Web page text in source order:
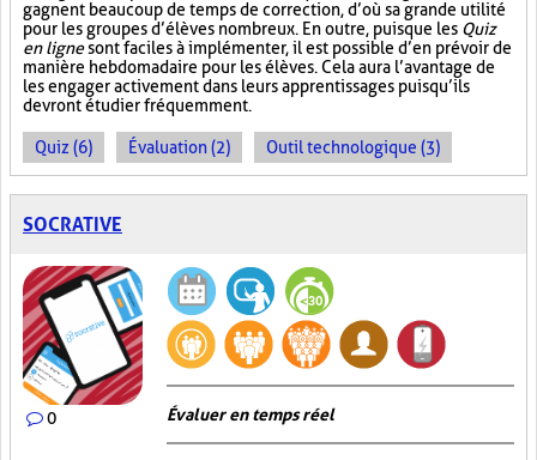
gagnent beaucoup de temps de correction, d’où sa grande utilité
pour les groupes d’élèves nombreux. En outre, puisque les Quiz
en lignesont faciles à implémenter, il est possible d’en prévoir de
manière hebdomadaire pour les élèves. Cela aura l’avantage de
les engager activement dans leurs apprentissages puisqu’ils
devront étudier fréquemment.
Quiz (6) Évaluation (2) Outil technologique (3)
SOCRATIVE
0 Évaluer en temps réel